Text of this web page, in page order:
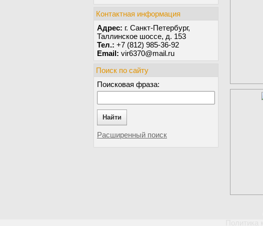
Контактная информация
Адрес: г. Санкт-Петербург,
Таллинское шоссе, д. 153
Тел.: +7 (812) 985-36-92
Email: vir6370@mail.ru
Поиск по сайту
Поисковая фраза:
Найти
Расширенный поиск